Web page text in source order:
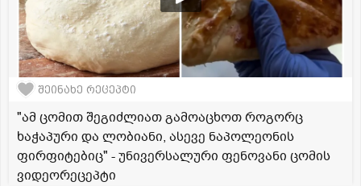
შეინახე რეცეპტი
"ამ ცომით შეგიძლიათ გამოაცხოთ როგორც
ხაჭაპური და ლობიანი, ასევე ნაპოლეონის
ფირფიტებიც" - უნივერსალური ფენოვანი ცომის
ვიდეორეცეპტი